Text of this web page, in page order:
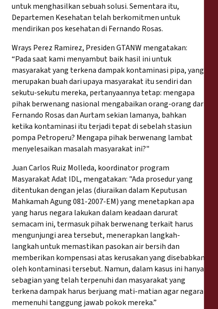
untuk menghasilkan sebuah solusi. Sementara itu,
Departemen Kesehatan telah berkomitmen untuk
mendirikan pos kesehatan di Fernando Rosas.
Wrays Perez Ramirez, Presiden GTANW mengatakan:
“Pada saat kami menyambut baik hasil ini untuk
masyarakat yang terkena dampak kontaminasi pipa, yang
merupakan buah dari upaya masyarakat itu sendiri dan
sekutu-sekutu mereka, pertanyaannya tetap: mengapa
pihak berwenang nasional mengabaikan orang-orang dari
Fernando Rosas dan Aurtam sekian lamanya, bahkan
ketika kontaminasi itu terjadi tepat di sebelah stasiun
pompa Petroperu? Mengapa pihak berwenang lambat
menyelesaikan masalah masyarakat ini?"
Juan Carlos Ruiz Molleda, koordinator program
Masyarakat Adat IDL, mengatakan: "Ada prosedur yang
ditentukan dengan jelas (diuraikan dalam Keputusan
Mahkamah Agung 081-2007-EM) yang menetapkan apa
yang harus negara lakukan dalam keadaan darurat
semacam ini, termasuk pihak berwenang terkait harus
mengunjungi area tersebut, menerapkan langkah-
langkah untuk memastikan pasokan air bersih dan
memberikan kompensasi atas kerusakan yang disebabkan
oleh kontaminasi tersebut. Namun, dalam kasus ini hanya
sebagian yang telah terpenuhi dan masyarakat yang
terkena dampak harus berjuang mati-matian agar negara
memenuhi tanggung jawab pokok mereka.”